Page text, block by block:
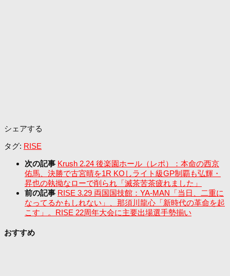
シェアする
タグ: RISE
次の記事 Krush 2.24 後楽園ホール（レポ）：本命の西京
佑馬、決勝で古宮晴を1R KOしライト級GP制覇も弘輝・
昇也の執拗なローで削られ「滅茶苦茶疲れました」
前の記事 RISE 3.29 両国国技館：YA-MAN「当日、二重に
なってるかもしれない」、那須川龍心「新時代の革命を起
こす」。RISE 22周年大会に主要出場選手勢揃い
おすすめ